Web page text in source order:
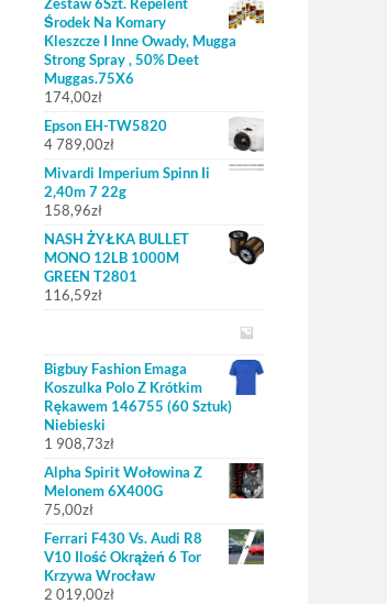
Środek Na Komary
Kleszcze I Inne Owady, Mugga
Strong Spray , 50% Deet
Muggas.75X6
174,00zł
Epson EH-TW5820
4 789,00zł
Mivardi Imperium Spinn Ii
2,40m 7 22g
158,96zł
NASH ŻYŁKA BULLET
MONO 12LB 1000M
GREEN T2801
116,59zł
Bigbuy Fashion Emaga
Koszulka Polo Z Krótkim
Rękawem 146755 (60 Sztuk)
Niebieski
1 908,73zł
Alpha Spirit Wołowina Z
Melonem 6X400G
75,00zł
Ferrari F430 Vs. Audi R8
V10 Ilość Okrążeń 6 Tor
Krzywa Wrocław
2 019,00zł